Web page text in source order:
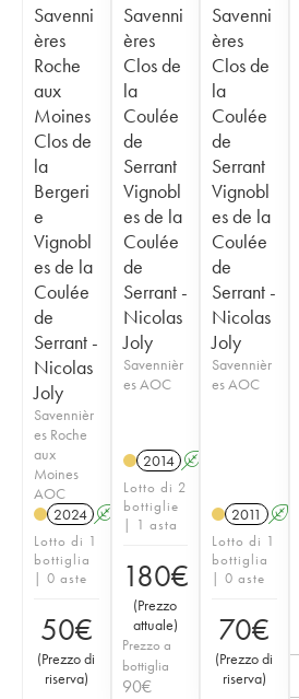
Savenni
ères
Roche
aux
Moines
Clos de
la
Bergeri
e
Vignobl
es de la
Coulée
de
Serrant -
Nicolas
Joly
Savennièr
es Roche
aux
Moines
AOC
2024 A S
Lotto di 1
bottiglia
| 0 aste
50€
(Prezzo di
riserva)
Savenni
ères
Clos de
la
Coulée
de
Serrant
Vignobl
es de la
Coulée
de
Serrant -
Nicolas
Joly
Savennièr
es AOC
2014 A
Lotto di 2
bottiglie
| 1 asta
180€
(Prezzo
attuale)
Prezzo a
bottiglia
90€
Savenni
ères
Clos de
la
Coulée
de
Serrant
Vignobl
es de la
Coulée
de
Serrant -
Nicolas
Joly
Savennièr
es AOC
2011 A
Lotto di 1
bottiglia
| 0 aste
70€
(Prezzo di
riserva)